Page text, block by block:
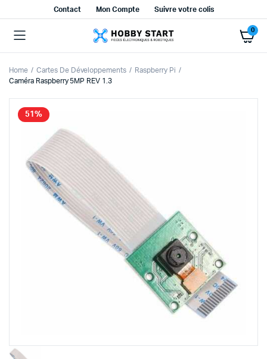
Contact Mon Compte Suivre votre colis
0
Home Cartes De Développements
Raspberry Pi
Caméra Raspberry 5MP REV 1.3
51%